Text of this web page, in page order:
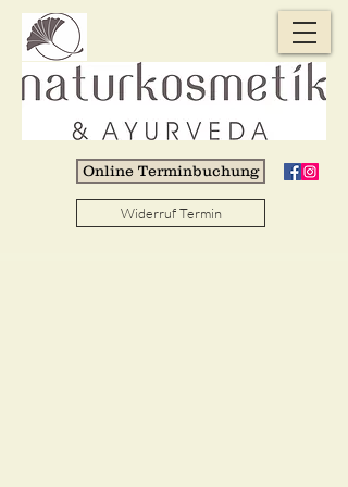
Online Terminbuchung
Widerruf Termin